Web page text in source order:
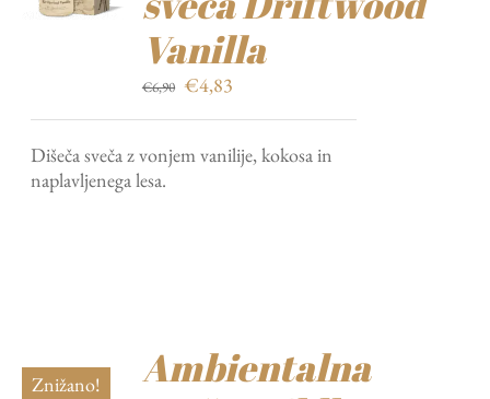
Vanilla
€6,90 Izvirna
bila:
€4,83
€4,83.
Dišeča sveča z vonjem vanilije, kokosa in
naplavljenega lesa.
Znižano!
Ambientalna